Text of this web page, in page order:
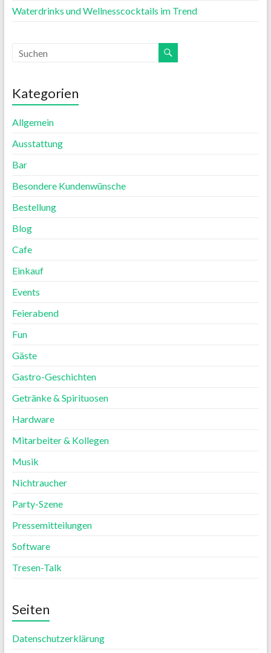
Waterdrinks und Wellnesscocktails im Trend
Kategorien
Allgemein
Ausstattung
Bar
Besondere Kundenwünsche
Bestellung
Blog
Cafe
Einkauf
Events
Feierabend
Fun
Gäste
Gastro-Geschichten
Getränke & Spirituosen
Hardware
Mitarbeiter & Kollegen
Musik
Nichtraucher
Party-Szene
Pressemitteilungen
Software
Tresen-Talk
Seiten
Datenschutzerklärung